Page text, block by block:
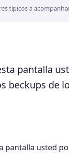
pantalla
beckups de
pantalla usted
típicos a